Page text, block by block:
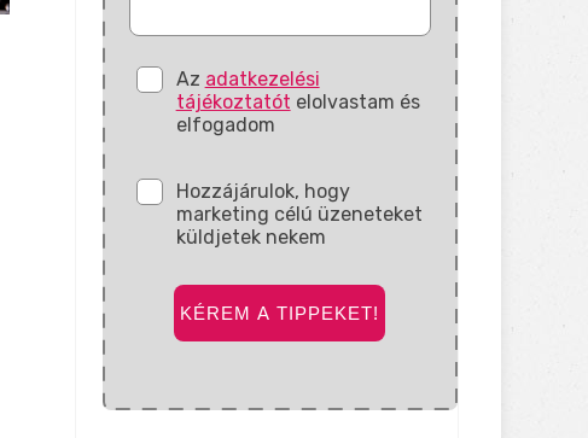
Az adatkezelési
tájékoztatót
elfogadom
Hozzájárulok, hogy
marketing célú üzeneteket
küldjetek nekem
KÉREM A TIPPEKET!